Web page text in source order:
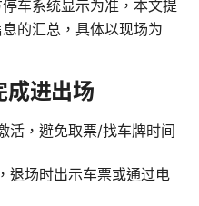
车系统显示为准，本文提
的汇总，具体以现场为
成进出场
活，避免取票/找车牌时间
退场时出示车票或通过电